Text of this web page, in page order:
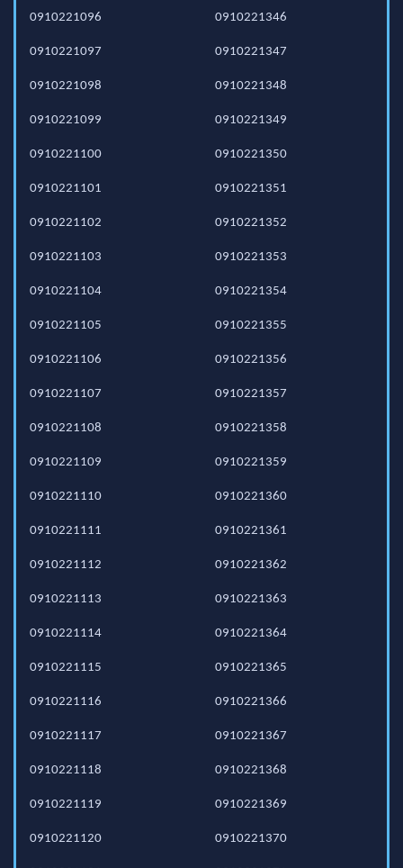
0910221096
0910221097
0910221098
0910221099
0910221100
0910221101
0910221102
0910221103
0910221104
0910221105
0910221106
0910221107
0910221108
0910221109
0910221110
0910221111
0910221112
0910221113
0910221114
0910221115
0910221116
0910221117
0910221118
0910221119
0910221120
0910221346
0910221347
0910221348
0910221349
0910221350
0910221351
0910221352
0910221353
0910221354
0910221355
0910221356
0910221357
0910221358
0910221359
0910221360
0910221361
0910221362
0910221363
0910221364
0910221365
0910221366
0910221367
0910221368
0910221369
0910221370